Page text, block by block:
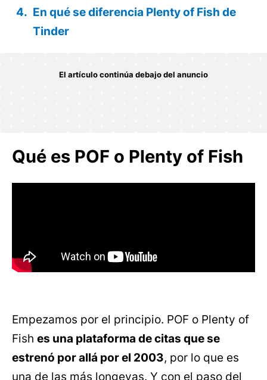
En qué se diferencia Plenty of Fish de
Tinder
Qué es POF o Plenty of Fish
Empezamos por el principio. POF o Plenty of
Fish es una plataforma de citas que se
estrenó por allá por el 2003, por lo que es
una de las más longevas. Y con el paso del